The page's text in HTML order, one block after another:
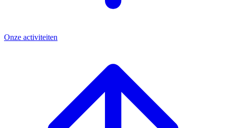
Onze activiteiten